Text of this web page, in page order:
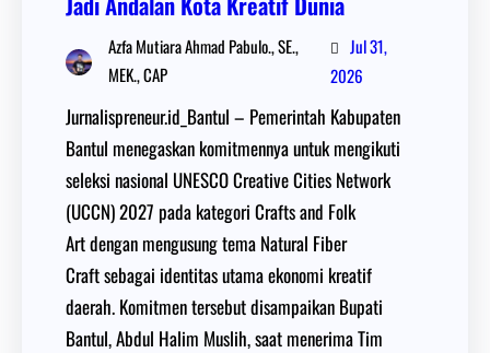
Azfa Mutiara Ahmad Pabulo., SE.,
MEK., CAP
Jul 31,
2026
Jurnalispreneur.id_Bantul – Pemerintah Kabupaten
Bantul menegaskan komitmennya untuk mengikuti
seleksi nasional UNESCO Creative Cities Network
(UCCN) 2027 pada kategori Crafts and Folk
Art dengan mengusung tema Natural Fiber
Craft sebagai identitas utama ekonomi kreatif
daerah. Komitmen tersebut disampaikan Bupati
Bantul, Abdul Halim Muslih, saat menerima Tim